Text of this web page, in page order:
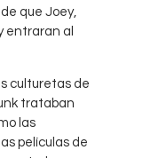
que Joey,
entraran al
culturetas de
trataban
las
películas de